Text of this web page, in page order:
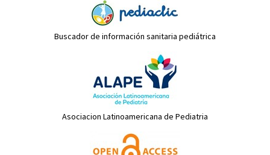
Buscador de información sanitaria pediátrica
Asociacion Latinoamericana de Pediatria